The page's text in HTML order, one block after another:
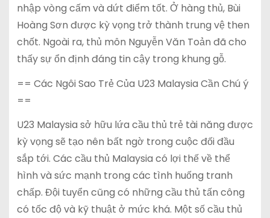
nhập vòng cấm và dứt điểm tốt. Ở hàng thủ, Bùi
Hoàng Sơn được kỳ vọng trở thành trung vệ then
chốt. Ngoài ra, thủ môn Nguyễn Văn Toản đã cho
thấy sự ổn định đáng tin cậy trong khung gỗ.
== Các Ngôi Sao Trẻ Của U23 Malaysia Cần Chú ý
==
U23 Malaysia sở hữu lứa cầu thủ trẻ tài năng được
kỳ vọng sẽ tạo nên bất ngờ trong cuộc đối đầu
sắp tới. Các cầu thủ Malaysia có lợi thế về thể
hình và sức mạnh trong các tình huống tranh
chấp. Đội tuyển cũng có những cầu thủ tấn công
có tốc độ và kỹ thuật ở mức khá. Một số cầu thủ